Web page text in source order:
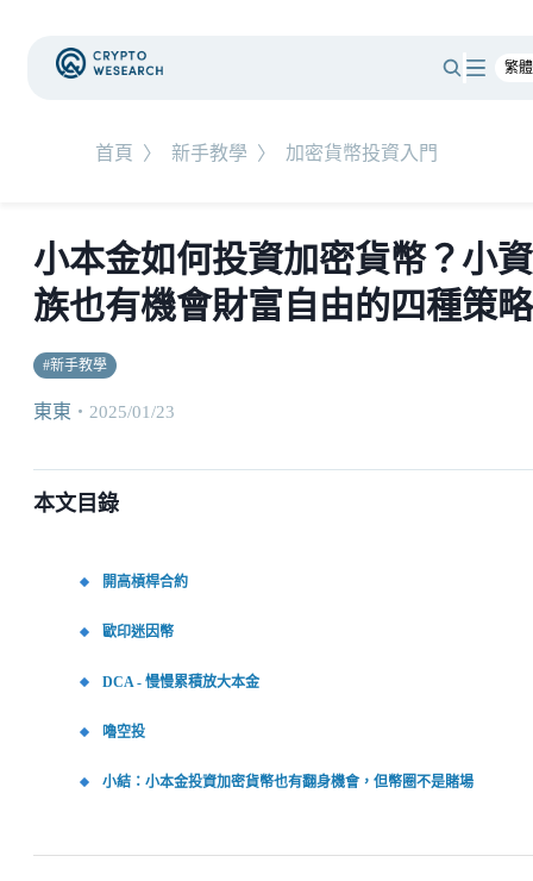
首頁 〉 新手教學 〉 加密貨幣投資入門
小本金如何投資加密貨幣？小資
族也有機會財富自由的四種策略
#新手教學
東東 ・ 2025/01/23
本文目錄
開高槓桿合約
歐印迷因幣
DCA - 慢慢累積放大本金
嚕空投
小結：小本金投資加密貨幣也有翻身機會，但幣圈不是賭場